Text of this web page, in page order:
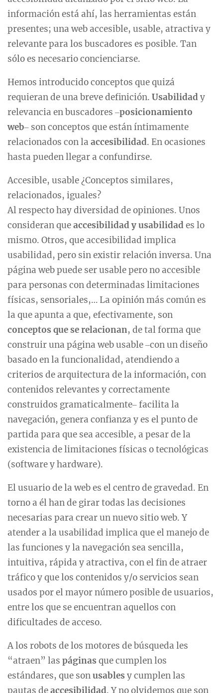
información está ahí, las herramientas están
presentes; una web accesible, usable, atractiva y
relevante para los buscadores es posible. Tan
sólo es necesario concienciarse.
Hemos introducido conceptos que quizá
requieran de una breve definición. Usabilidad y
relevancia en buscadores ‒posicionamiento
web‒ son conceptos que están íntimamente
relacionados con la accesibilidad. En ocasiones
hasta pueden llegar a confundirse.
Accesible, usable ¿Conceptos similares,
relacionados, iguales?
Al respecto hay diversidad de opiniones. Unos
consideran queaccesibilidad y usabilidad es lo
mismo. Otros, que accesibilidad implica
usabilidad, pero sin existir relación inversa. Una
página web puede ser usable pero no accesible
para personas con determinadas limitaciones
físicas, sensoriales,… La opinión más común es
la que apunta a que, efectivamente, son
conceptos que se relacionan, de tal forma que
construir una página web usable ‒con un diseño
basado en la funcionalidad, atendiendo a
criterios de arquitectura de la información, con
contenidos relevantes y correctamente
construidos gramaticalmente‒ facilita la
navegación, genera confianza y es el punto de
partida para que sea accesible, a pesar de la
existencia de limitaciones físicas o tecnológicas
(software y hardware).
El usuario de la web es el centro de gravedad. En
torno a él han de girar todas las decisiones
necesarias para crear un nuevo sitio web. Y
atender a la usabilidad implica que el manejo de
las funciones y la navegación sea sencilla,
intuitiva, rápida y atractiva, con el fin de atraer
tráfico y que los contenidos y/o servicios sean
usados por el mayor número posible de usuarios,
entre los que se encuentran aquellos con
dificultades de acceso.
A los robots de los motores de búsqueda les
“atraen” las páginas que cumplen los
estándares, que sonusables y cumplen las
pautas deaccesibilidad. Y no olvidemos que son